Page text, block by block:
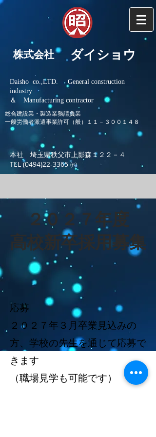
株式会社 ダイショウ
Daisho co.,LTD. General construction
industry
＆ Manufacturing contractor
総合建設業・製造業務請負業
​一般労働者派遣事業許可（般）１１－３００１４８
本社 埼玉県秩父市上影森１２２－４
TEL(0494)22-3365㈹
​２０２７年度
高校新卒採用募集
応募
２０２７年３月卒業見込みの
方、学校の先生を通じて応募で
きます
​（職場見学も可能です）